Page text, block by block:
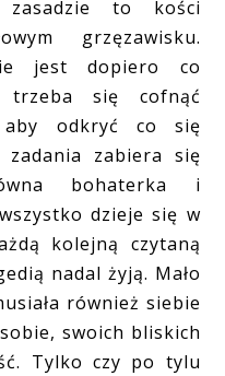
to kości
grzęzawisku.
jest dopiero co
trzeba się cofnąć
aby odkryć co się
zadania zabiera się
bohaterka i
dzieje się w
kolejną czytaną
nadal żyją. Mało
również siebie
swoich bliskich
Tylko czy po tylu